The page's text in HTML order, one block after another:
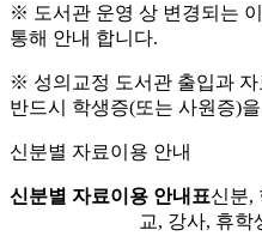
※ 도서관 운영 상 변경되는
통해 안내 합니다.
※ 성의교정 도서관 출입과
반드시 학생증(또는 사원증)
신분별 자료이용 안내
신분별 자료이용 안내표신분,
교, 강사, 휴학